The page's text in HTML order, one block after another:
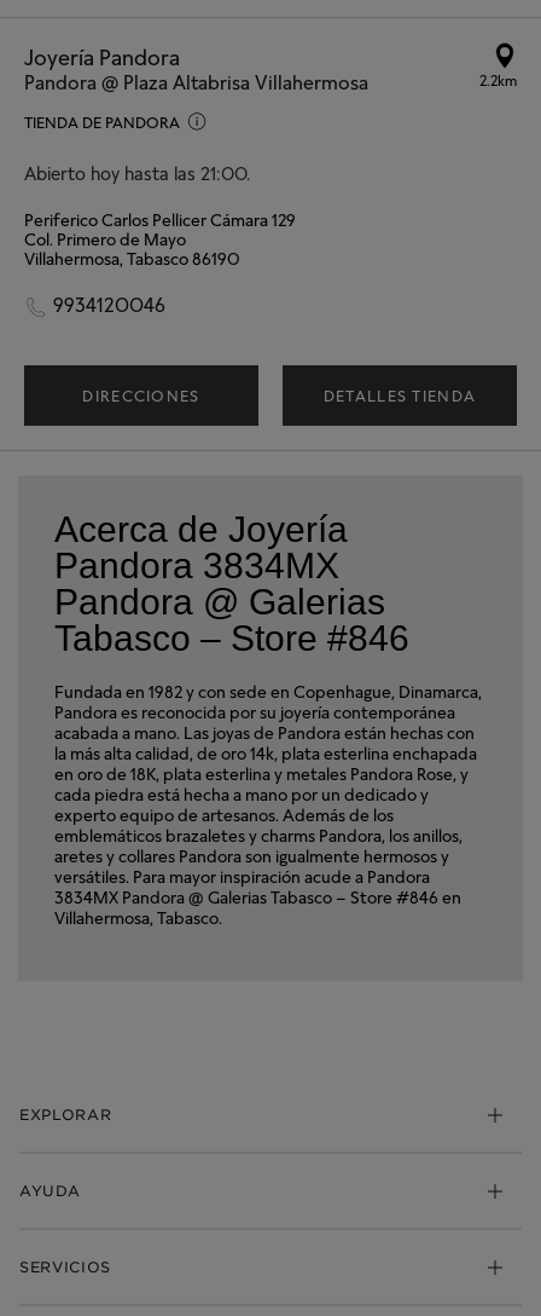
Joyería Pandora
Pandora @ Plaza Altabrisa Villahermosa
TIENDA DE PANDORA
Abierto hoy hasta las 21:00.
2.2km
Periferico Carlos Pellicer Cámara 129
Col. Primero de Mayo
Villahermosa, Tabasco 86190
9934120046
DIRECCIONES DETALLES TIENDA
Acerca de Joyería
Pandora 3834MX
Pandora @ Galerias
Tabasco – Store #846
Fundada en 1982 y con sede en Copenhague, Dinamarca,
Pandora es reconocida por su joyería contemporánea
acabada a mano. Las joyas de Pandora están hechas con
la más alta calidad, de oro 14k, plata esterlina enchapada
en oro de 18K, plata esterlina y metales Pandora Rose, y
cada piedra está hecha a mano por un dedicado y
experto equipo de artesanos. Además de los
emblemáticos brazaletes y charms Pandora, los anillos,
aretes y collares Pandora son igualmente hermosos y
versátiles. Para mayor inspiración acude a Pandora
3834MX Pandora @ Galerias Tabasco – Store #846 en
Villahermosa, Tabasco.
EXPLORAR
Aretes
AYUDA
SERVICIOS